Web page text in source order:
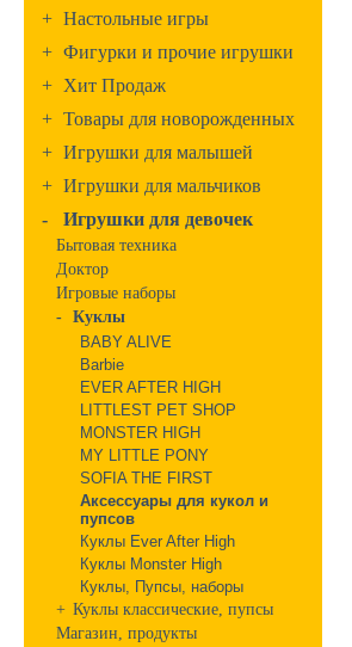
+ Настольные игры
+ Фигурки и прочие игрушки
+ Хит Продаж
+ Товары для новорожденных
+ Игрушки для малышей
+ Игрушки для мальчиков
-
Игрушки для девочек
Бытовая техника
Доктор
Игровые наборы
- Куклы
BABY ALIVE
Barbie
EVER AFTER HIGH
LITTLEST PET SHOP
MONSTER HIGH
MY LITTLE PONY
SOFIA THE FIRST
Аксессуары для кукол и
пупсов
Куклы Ever After High
Куклы Monster High
Куклы, Пупсы, наборы
+ Куклы классические, пупсы
Магазин, продукты